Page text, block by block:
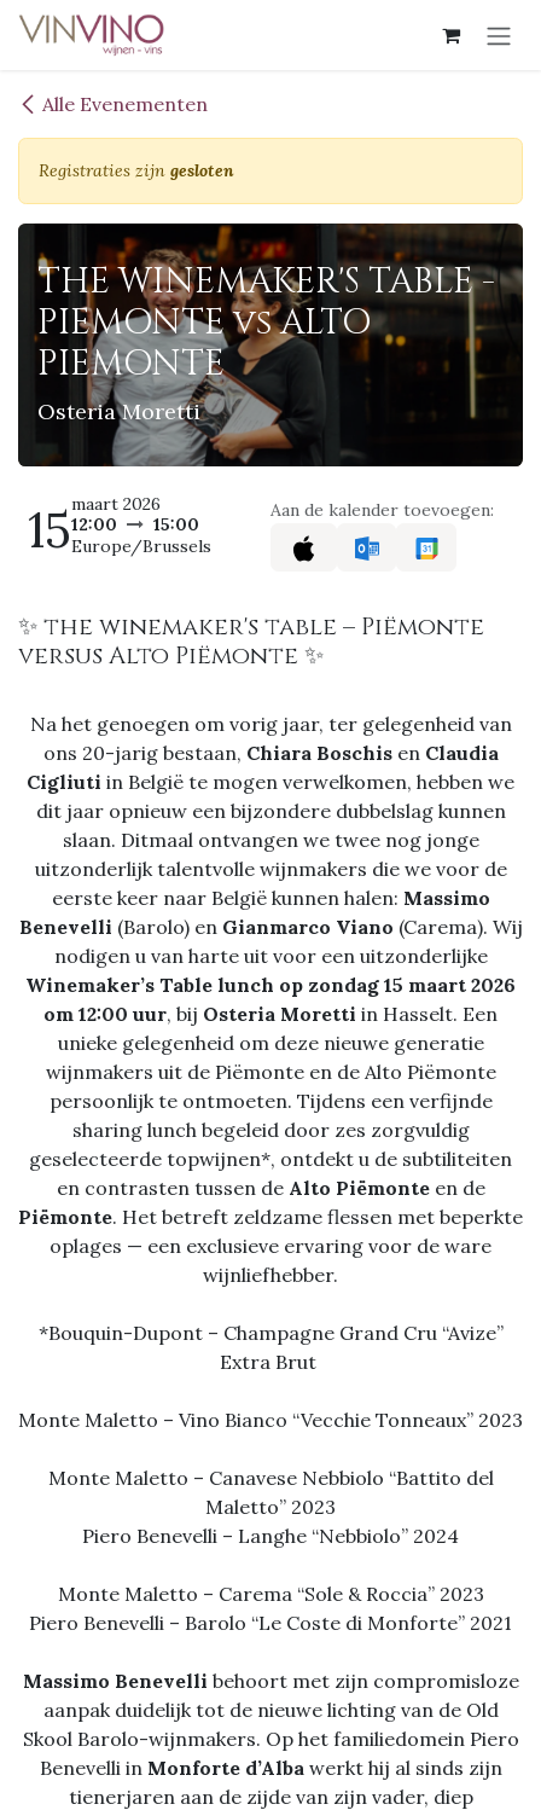
Overslaan naar inhoud
Alle Evenementen
Registraties zijn gesloten
THE WINEMAKER'S TABLE -
PIEMONTE vs ALTO
PIEMONTE
Osteria Moretti
15maart 2026
12:00
15:00
Europe/Brussels
Aan de kalender toevoegen:
✨ the winemaker's table – Piëmonte
versus Alto Piëmonte ✨
Na het genoegen om vorig jaar, ter gelegenheid van
ons 20-jarig bestaan, Chiara Boschisen Claudia
Cigliuti in België te mogen verwelkomen, hebben we
dit jaar opnieuw een bijzondere dubbelslag kunnen
slaan. Ditmaal ontvangen we twee nog jonge
uitzonderlijk talentvolle wijnmakers die we voor de
eerste keer naar België kunnen halen: Massimo
Benevelli (Barolo) en Gianmarco Viano (Carema). Wij
nodigen u van harte uit voor een uitzonderlijke
Winemaker’s Table lunch op zondag 15 maart 2026
om 12:00 uur, bij Osteria Moretti in Hasselt. Een
unieke gelegenheid om deze nieuwe generatie
wijnmakers uit de Piëmonte en de Alto Piëmonte
persoonlijk te ontmoeten. Tijdens een verfijnde
sharing lunch begeleid door zes zorgvuldig
geselecteerde topwijnen*, ontdekt u de subtiliteiten
en contrasten tussen de Alto Piëmonteen de
Piëmonte. Het betreft zeldzame flessen met beperkte
oplages — een exclusieve ervaring voor de ware
wijnliefhebber.
*Bouquin-Dupont – Champagne Grand Cru “Avize”
Extra Brut
Monte Maletto – Vino Bianco “Vecchie Tonneaux” 2023
Monte Maletto – Canavese Nebbiolo “Battito del
Maletto” 2023
Piero Benevelli – Langhe “Nebbiolo” 2024
Monte Maletto – Carema “Sole & Roccia” 2023
Piero Benevelli – Barolo “Le Coste di Monforte” 2021
Massimo Benevelli behoort met zijn compromisloze
aanpak duidelijk tot de nieuwe lichting van de Old
Skool Barolo-wijnmakers. Op het familiedomein Piero
Benevelli in Monforte d’Albawerkt hij al sinds zijn
tienerjaren aan de zijde van zijn vader, diep